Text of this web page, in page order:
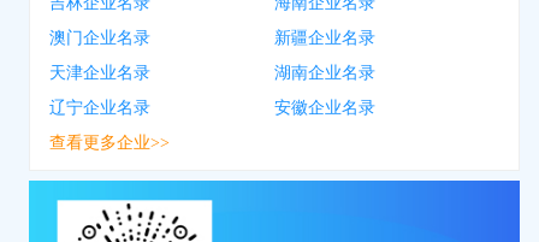
澳门企业名录
新疆企业名录
天津企业名录
湖南企业名录
辽宁企业名录
安徽企业名录
查看更多企业>>